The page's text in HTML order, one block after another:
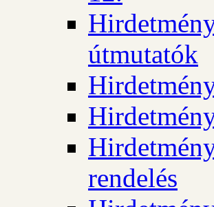
útmutatók
rendelés